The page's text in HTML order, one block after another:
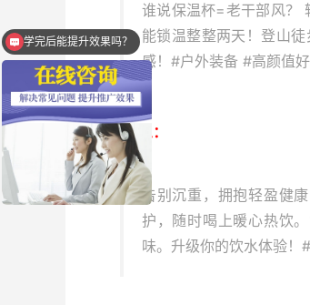
谁说保温杯=老干部风？
能锁温整整两天！登山
感！#户外装备 #高颜值
AI回复三：
告别沉重，拥抱轻盈健
护，随时喝上暖心热饮
味。升级你的饮水体验
学完后能提升效果吗？